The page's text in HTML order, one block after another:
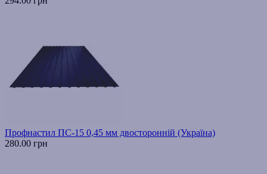
Профнастил ПС-15 0,45 мм двосторонній (Україна)
280.00 грн